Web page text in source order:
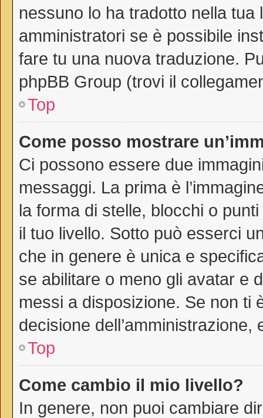
nessuno lo ha tradotto nella
amministratori se è possibile
fare tu una nuova traduzione.
phpBB Group (trovi il
Top
Come posso mostrare
Ci possono essere due
messaggi. La prima è
la forma di stelle, blocchi o
il tuo livello. Sotto può esserci
che in genere è unica e
se abilitare o meno gli avatar e
messi a disposizione. Se non ti
decisione
Top
Come cambio il mio livello?
In genere, non puoi cambiare